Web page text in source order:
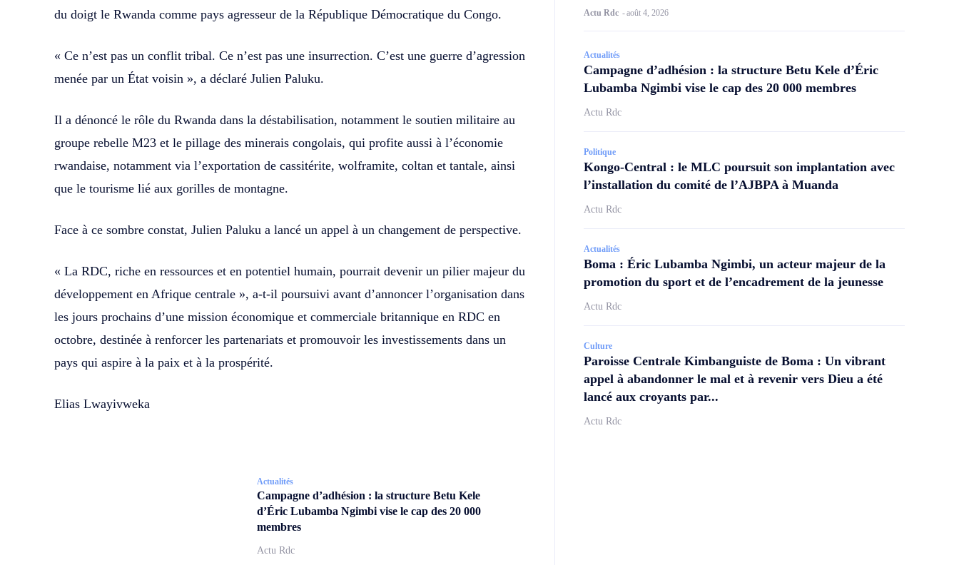
du doigt le Rwanda comme pays agresseur de la République Démocratique du Congo.
« Ce n’est pas un conflit tribal. Ce n’est pas une insurrection. C’est une guerre d’agression
menée par un État voisin », a déclaré Julien Paluku.
Il a dénoncé le rôle du Rwanda dans la déstabilisation, notamment le soutien militaire au
groupe rebelle M23 et le pillage des minerais congolais, qui profite aussi à l’économie
rwandaise, notamment via l’exportation de cassitérite, wolframite, coltan et tantale, ainsi
que le tourisme lié aux gorilles de montagne.
Face à ce sombre constat, Julien Paluku a lancé un appel à un changement de perspective.
« La RDC, riche en ressources et en potentiel humain, pourrait devenir un pilier majeur du
développement en Afrique centrale », a-t-il poursuivi avant d’annoncer l’organisation dans
les jours prochains d’une mission économique et commerciale britannique en RDC en
octobre, destinée à renforcer les partenariats et promouvoir les investissements dans un
pays qui aspire à la paix et à la prospérité.
Elias Lwayivweka
Actualités
Campagne d’adhésion : la structure Betu Kele
d’Éric Lubamba Ngimbi vise le cap des 20 000
membres
Actu Rdc
Actu Rdc -août 4, 2026
Actualités
Campagne d’adhésion : la structure Betu Kele d’Éric
Lubamba Ngimbi vise le cap des 20 000 membres
Actu Rdc
Politique
Kongo-Central : le MLC poursuit son implantation avec
l’installation du comité de l’AJBPA à Muanda
Actu Rdc
Actualités
Boma : Éric Lubamba Ngimbi, un acteur majeur de la
promotion du sport et de l’encadrement de la jeunesse
Actu Rdc
Culture
Paroisse Centrale Kimbanguiste de Boma : Un vibrant
appel à abandonner le mal et à revenir vers Dieu a été
lancé aux croyants par...
Actu Rdc